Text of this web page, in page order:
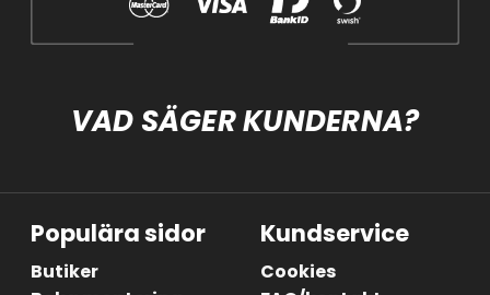
VAD SÄGER KUNDERNA?
Populära sidor
Butiker
Kundservice
Cookies